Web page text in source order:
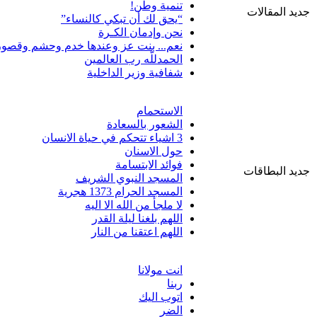
جديد المقالات
تنمية وطن!
“يحق لك أن تبكي كالنساء”
نحن وإدمان الكـرة
نعم... بنت عز وعندها خدم وحشم
الحمدللّه رب العالمين
شفافية وزير الداخلية
جديد البطاقات
الاستحمام
الشعور بالسعادة
3 اشياء تتحكم في حياة الانسان
حول الاسنان
فوائد الابتسامة
المسجد النبوي الشريف
المسجد الحرام 1373 هجرية
لا ملجأ من الله الا اليه
اللهم بلغنا ليلة القدر
اللهم اعتقنا من النار
انت مولانا
ربنا
اتوب اليك
الضر